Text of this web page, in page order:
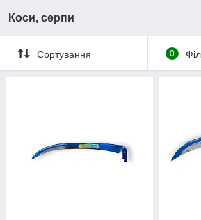
Коси, серпи
Сортування 0